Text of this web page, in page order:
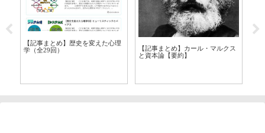
【記事まとめ】歴史を変えた心理
学（全29回）
【記事まとめ】カール・マルクス
と資本論【要約】